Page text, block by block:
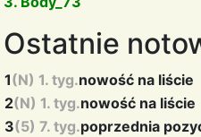
Ostatnie
1(N) 1. tyg.nowość na liście
2(N) 1. tyg.nowość na liście
3(5) 7. tyg.poprzednia